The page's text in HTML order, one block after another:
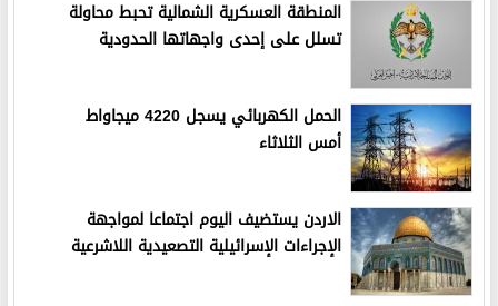
المنطقة العسكرية الشمالية تحبط محاولة
تسلل على إحدى واجهاتها الحدودية
الحمل الكهربائي يسجل 4220 ميجاواط
أمس الثلاثاء
الاردن يستضيف اليوم اجتماعا لمواجهة
الإجراءات الإسرائيلية التصعيدية اللاشرعية